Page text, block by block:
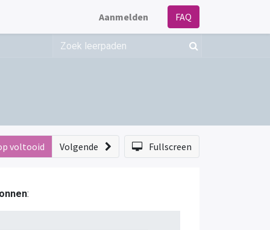
Aanmelden FAQ
voltooid Volgende Fullscreen
: